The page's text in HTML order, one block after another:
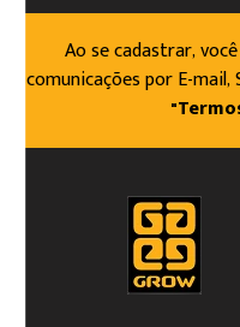
Ao se cadastrar,
comunicações por E-mail,